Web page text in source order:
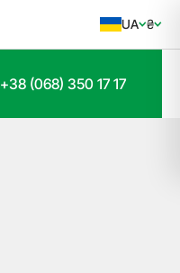
UA ₴
+38 (068) 350 17 17